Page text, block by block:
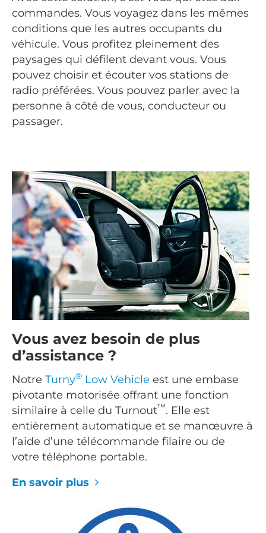
commandes. Vous voyagez dans les mêmes
conditions que les autres occupants du
véhicule. Vous profitez pleinement des
paysages qui défilent devant vous. Vous
pouvez choisir et écouter vos stations de
radio préférées. Vous pouvez parler avec la
personne à côté de vous, conducteur ou
passager.
Vous avez besoin de plus
d’assistance ?
Notre Turny® Low Vehicle est une embase
pivotante motorisée offrant une fonction
similaire à celle du Turnout™. Elle est
entièrement automatique et se manœuvre à
l’aide d’une télécommande filaire ou de
votre téléphone portable.
En savoir plus